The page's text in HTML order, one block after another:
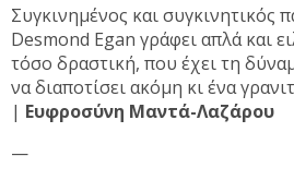
Συγκινημένος και συγκινητικός
Desmond Egan γράφει απλά και
τόσο δραστική, που έχει τη
να διαποτίσει ακόμη κι ένα
| Ευφροσύνη Μαντά-Λαζάρου
—